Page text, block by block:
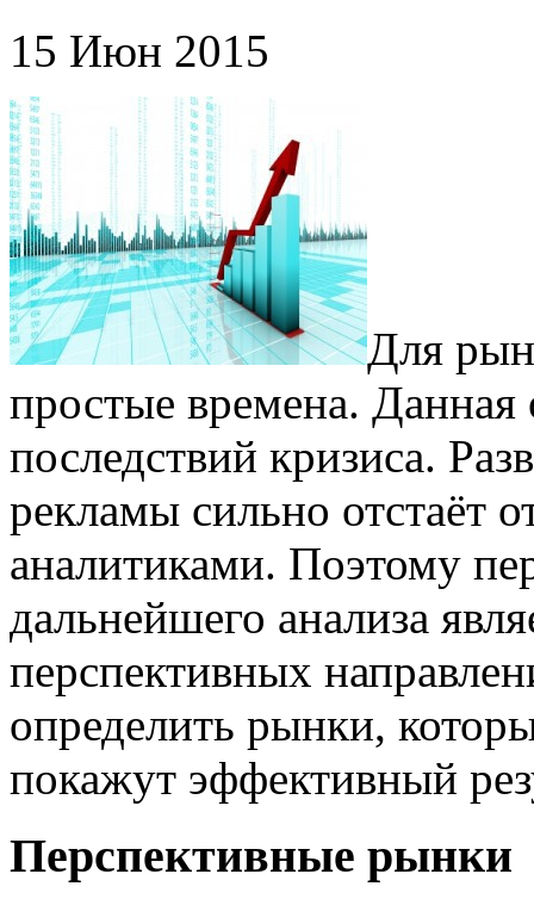
15 Июн 2015
Для
простые времена. Данная
последствий кризиса.
рекламы сильно отстаёт
аналитиками. Поэтому
дальнейшего анализа
перспективных
определить рынки,
покажут эффективный
Перспективные рынки